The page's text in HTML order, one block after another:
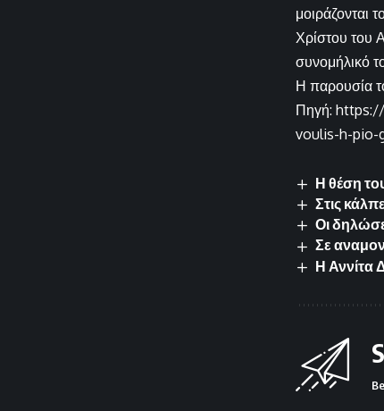
μοιράζονται
Χρίστου του
συνομήλικό
Η παρουσία
Πηγή:
voulis-h-pio-
Η θέση
Στις
Οι
Σε
Η Αννίτα